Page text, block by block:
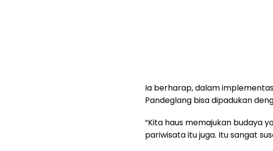
Ia berharap, dalam
Pandeglang bisa dipadukan
“Kita haus memajukan budaya
pariwisata itu juga. Itu sangat